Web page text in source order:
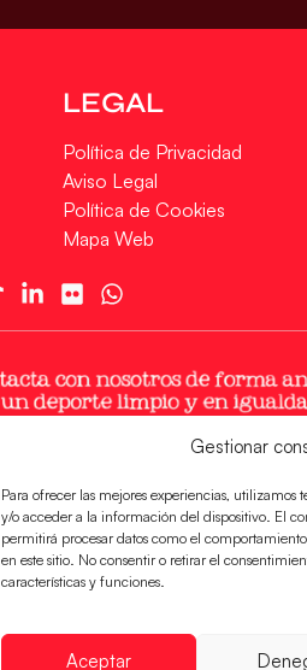
Gestionar
Para ofrecer las mejores experiencias, utilizamos
y/o acceder a la información del dispositivo. El
permitirá procesar datos como el
en este sitio. No consentir o retirar el
características y funciones.
Aceptar
LEGAL
Política de Privacidad
Aviso Legal
Política de Cookies
Mapa Web